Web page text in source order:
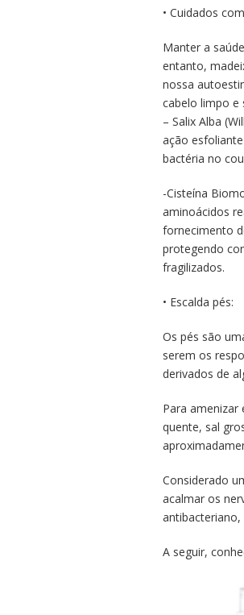
• Cuidados
Manter a
entanto,
nossa
cabelo limpo e
– Salix Alba
ação
bactéria no
-Cisteína
aminoácidos
fornecimento
protegendo
fragilizados.
• Escalda pés:
Os pés são
serem os
derivados de
Para amenizar
quente, sal
Considerado
acalmar os
antibacteriano,
A seguir,